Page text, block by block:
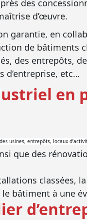
des
d’œuvre.
garantie, en
de bâtiments
des entrepôts,
d’entreprise, etc…
en
usines, entrepôts, locaux
que des
classées,
bâtiment à une